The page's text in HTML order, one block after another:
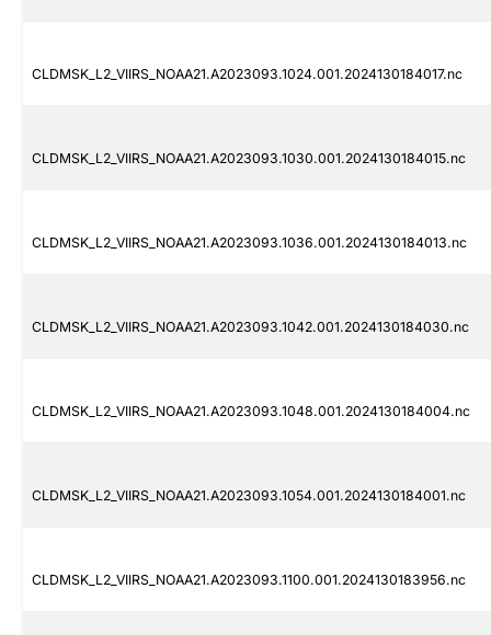
CLDMSK_L2_VIIRS_NOAA21.A2023093.1024.001.2024130184017.nc
CLDMSK_L2_VIIRS_NOAA21.A2023093.1030.001.2024130184015.nc
CLDMSK_L2_VIIRS_NOAA21.A2023093.1036.001.2024130184013.nc
CLDMSK_L2_VIIRS_NOAA21.A2023093.1042.001.2024130184030.nc
CLDMSK_L2_VIIRS_NOAA21.A2023093.1048.001.2024130184004.nc
CLDMSK_L2_VIIRS_NOAA21.A2023093.1054.001.2024130184001.nc
CLDMSK_L2_VIIRS_NOAA21.A2023093.1100.001.2024130183956.nc